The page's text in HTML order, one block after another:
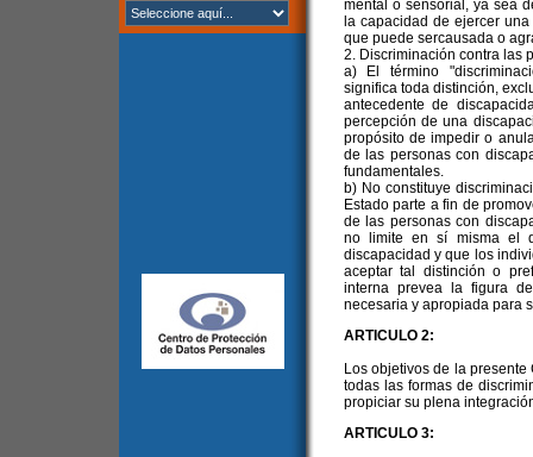
mental o sensorial, ya sea
la capacidad de ejercer
que puede sercausada o
2. Discriminación contra las
a) El término
significa toda distinción,
antecedente de
percepción de una
propósito de impedir o
de las personas con
fundamentales.
b) No constituye
Estado parte a fin de
de las personas con
no limite en sí misma el
discapacidad y que los
aceptar tal distinción o
interna prevea la figura
necesaria y apropiada para
ARTICULO 2:
Los objetivos de la
todas las formas de
propiciar su plena
ARTICULO 3: